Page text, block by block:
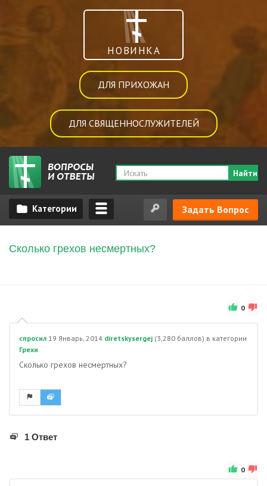
НОВИНКА
ДЛЯ ПРИХОЖАН
ДЛЯ СВЯЩЕННОСЛУЖИТЕЛЕЙ
Найти
Задать Вопрос
Сколько грехов несмертных?
0
спросил 19 Январь, 2014 diretskysergej (3,280 баллов) в категории
Грехи
Сколько грехов несмертных?
1 Ответ
0